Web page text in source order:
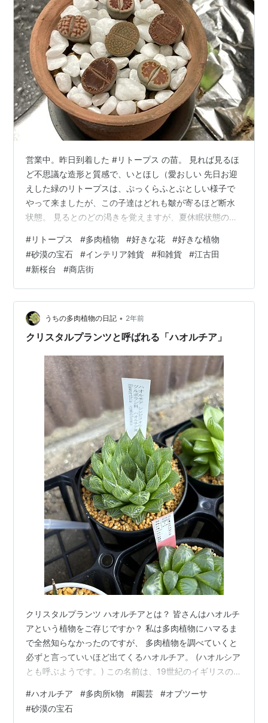
営業中。昨日到着した #リトープス の苗。 見れば見るほ
ど不思議な造形と質感で、いとほし（愛おしい 先日お迎
えした緑のリトープスは、ぷっくらふとぶとしい様子で
やって来ましたが、この子達はどれも皺が寄るほど断水
状態。 見るとのどの渇きを覚えますが、夏休眠状態の植
るので、水はわたくしがごくごく飲んどく（笑 構い過ぎ
て枯らす、構わな過ぎて枯らす、適当さが分からない茶
色い手のわたくし。今度こそ長いお付き合いが出来れば
なと思い鉢を眺めております。 同梱されてきた緑系。 品
種名を調べるのも楽しそう。 40歳前後の私の老後の計画
は、60歳になったらその日のメ…
#リトープス #多肉植物 #好きな花 #好きな植物
#砂漠の宝石 #インテリア雑貨 #和雑貨 #江古田
#新桜台 #商店街
うちの多肉植物の日記 • 2年前
クリスタルプランツと呼ばれる「ハオルチア」
クリスタルプランツ ハオルチアとは？ 皆さんはハオルチ
アという植物をご存じですか？ 私は多肉植物にハマるま
で全然知らなかったのですが、 多肉植物を調べていくと
必ずと言っていいほど出てくるハオルチア。 (ハオルシア
とも呼ぶようです。) この名前は、19世紀のイギリスの植
ているようです。（Adrian H. Haworth 1768-1833) 出身
地は南アフリカからナミビア南部。 ハオルチアは特に多
#ハオルチア #多肉所k物 #園芸 #オブツーサ
#砂漠の宝石